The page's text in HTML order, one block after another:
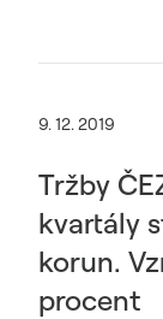
9. 12. 2019
Tržby
kvartály
korun.
procent